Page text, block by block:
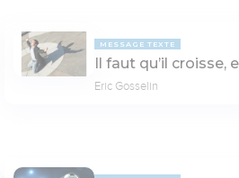
MESSAGE TEXTE
Il faut qu’il croisse,
Eric Gosselin